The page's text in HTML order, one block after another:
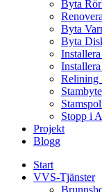
Byta
Byta
Byta
Relining
Stopp i
Projekt
Blogg
Start
VVS-Tjänster